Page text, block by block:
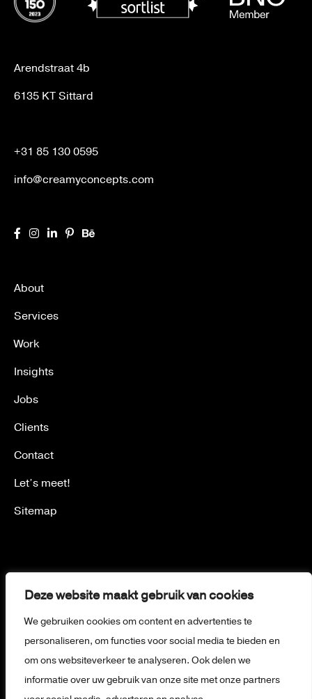
Deze website maakt gebruik van cookies
We gebruiken cookies om content en advertenties te
personaliseren, om functies voor social media te bieden en
om ons websiteverkeer te analyseren. Ook delen we
informatie over uw gebruik van onze site met onze partners
Arendstraat 4b
6135 KT Sittard
+31 85 130 0595
info@creamyconcepts.com
About
Services
Work
Insights
Jobs
Clients
Contact
Let’s meet!
Sitemap
© Creamy Concepts – 2026
Terms and conditions
Disclaimer